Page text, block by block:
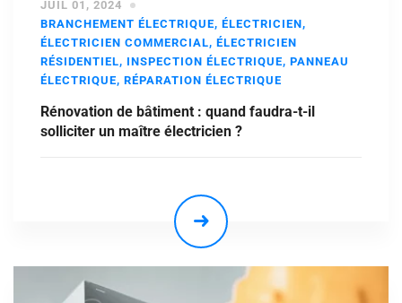
JUIL 01, 2024
BRANCHEMENT ÉLECTRIQUE, ÉLECTRICIEN,
ÉLECTRICIEN COMMERCIAL, ÉLECTRICIEN
RÉSIDENTIEL, INSPECTION ÉLECTRIQUE, PANNEAU
ÉLECTRIQUE, RÉPARATION ÉLECTRIQUE
Rénovation de bâtiment : quand faudra-t-il
solliciter un maître électricien ?